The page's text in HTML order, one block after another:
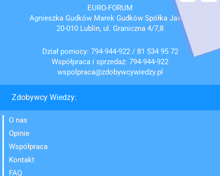
EURO-FORUM
Agnieszka Gudków Marek Gudków Spółka Jawna
20-010 Lublin, ul. Graniczna 4/7,8
Dział pomocy: 794-944-922/ 81 534 95 72
Współpraca i sprzedaż: 794-944-922
wspolpraca@zdobywcywiedzy.pl
Zdobywcy Wiedzy:
O nas
Opinie
Współpraca
Kontakt
FAQ